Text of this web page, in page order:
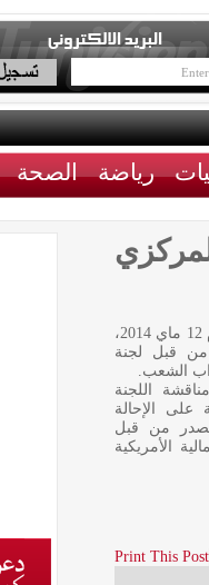
رياضة الصحة
من المنتظر أن يتم يوم الثلاثاء القادم 12 ماي 2014،
من قبل لجنة
الشعب.
اللجنة
على الإحالة
من قبل
الأمريكية